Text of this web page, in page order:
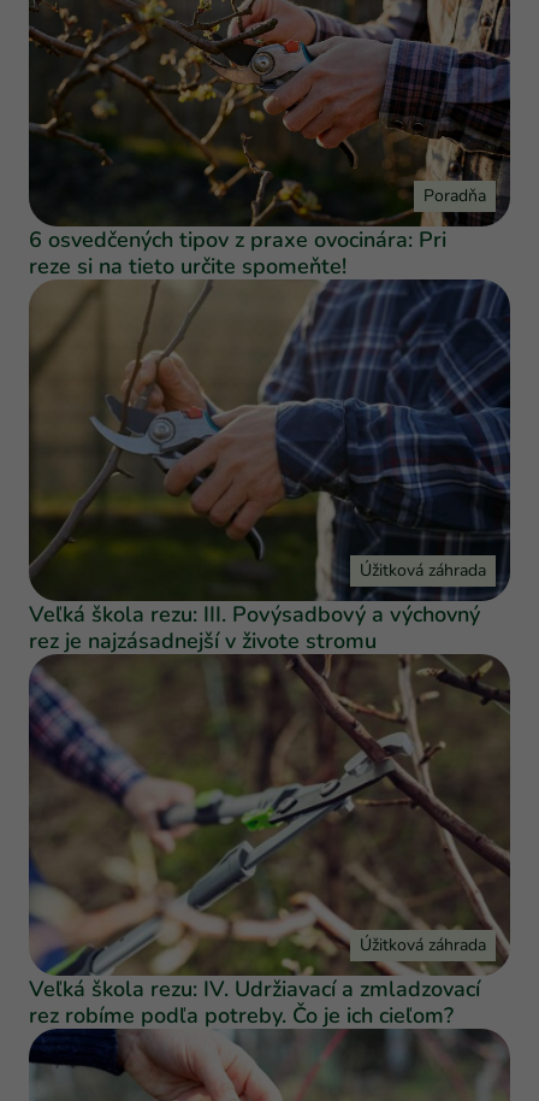
Poradňa
6 osvedčených tipov z praxe ovocinára: Pri
reze si na tieto určite spomeňte!
Úžitková záhrada
Veľká škola rezu: III. Povýsadbový a výchovný
rez je najzásadnejší v živote stromu
Úžitková záhrada
Veľká škola rezu: IV. Udržiavací a zmladzovací
rez robíme podľa potreby. Čo je ich cieľom?